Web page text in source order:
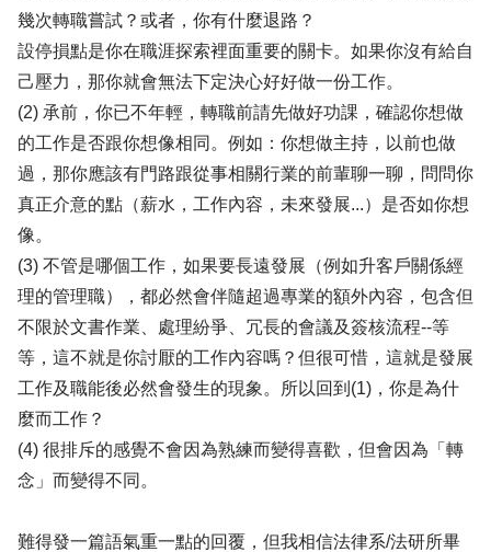
幾次轉職嘗試？或者，你有什麼退路？
設停損點是你在職涯探索裡面重要的關卡。如果你沒有給自
己壓力，那你就會無法下定決心好好做一份工作。
(2) 承前，你已不年輕，轉職前請先做好功課，確認你想做
的工作是否跟你想像相同。例如：你想做主持，以前也做
過，那你應該有門路跟從事相關行業的前輩聊一聊，問問你
真正介意的點（薪水，工作內容，未來發展...）是否如你想
像。
(3) 不管是哪個工作，如果要長遠發展（例如升客戶關係經
理的管理職），都必然會伴隨超過專業的額外內容，包含但
不限於文書作業、處理紛爭、冗長的會議及簽核流程--等
等，這不就是你討厭的工作內容嗎？但很可惜，這就是發展
工作及職能後必然會發生的現象。所以回到(1)，你是為什
麼而工作？
(4) 很排斥的感覺不會因為熟練而變得喜歡，但會因為「轉
念」而變得不同。
難得發一篇語氣重一點的回覆，但我相信法律系/法研所畢